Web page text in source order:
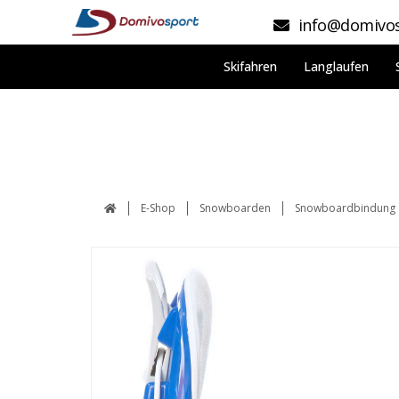
Skifahren Langlaufen
E-Shop Snowboarden Snowboardbindung